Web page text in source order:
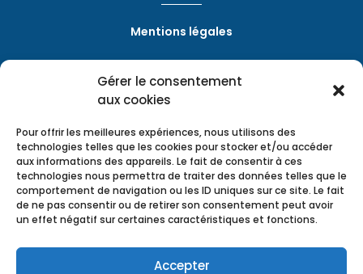
Gérer le consentement
aux cookies
Pour offrir les meilleures expériences, nous utilisons des
technologies telles que les cookies pour stocker et/ou accéder
aux informations des appareils. Le fait de consentir à ces
technologies nous permettra de traiter des données telles que le
comportement de navigation ou les ID uniques sur ce site. Le fait
de ne pas consentir ou de retirer son consentement peut avoir
un effet négatif sur certaines caractéristiques et fonctions.
Accepter
Mentions légales
RÉALISATION